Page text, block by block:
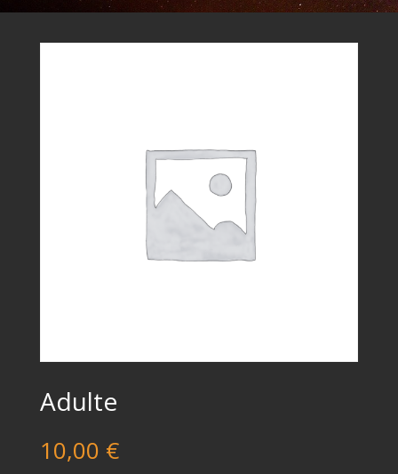
Adulte
10,00 €